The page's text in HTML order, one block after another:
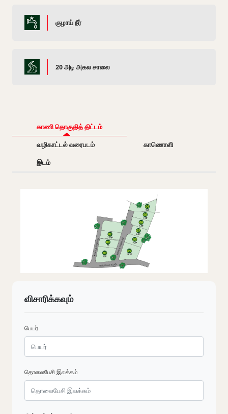
குழாய் நீர்
20 அடி அகல சாலை
காணி தொகுதித் திட்டம்
வழிகாட்டல் வரைபடம்
காணொளி
இடம்
விசாரிக்கவும்
பெயர்
தொலைபேசி இலக்கம்